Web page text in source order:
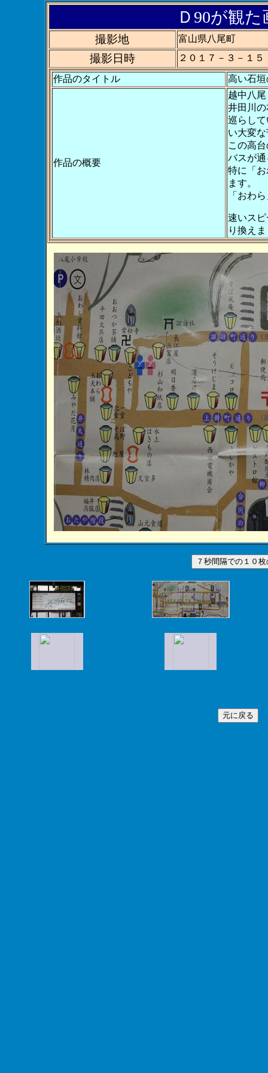
Ｄ90が観
撮影地 富山県八尾町
撮影日時 ２０１７－３－１５
作品のタイトル 高い石
作品の概要
越中八
井田川
巡らし
い大変
この高
バスが
特に「
ます。
「おわ
速いス
り換え